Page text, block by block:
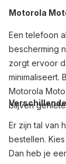
Motorola
Een telefoon
bescherming
zorgt ervoor
minimaliseert.
Motorola
blijven
Er zijn tal van
bestellen.
Dan heb je